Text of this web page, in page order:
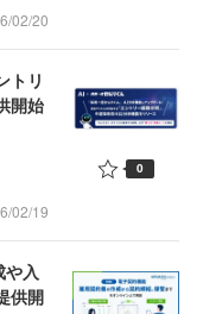
02/20
トリ
開始
02/19
0
や入
供開